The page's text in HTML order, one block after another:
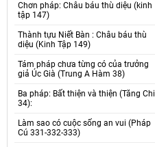
Chơn pháp: Châu báu thù diệu (kinh
tập 147)
Thành tựu Niết Bàn : Châu báu thù
diệu (Kinh Tập 149)
Tám pháp chưa từng có của trưởng
giả Úc Già (Trung A Hàm 38)
Ba pháp: Bất thiện và thiện (Tăng Chi
34):
Làm sao có cuộc sống an vui (Pháp
Cú 331-332-333)